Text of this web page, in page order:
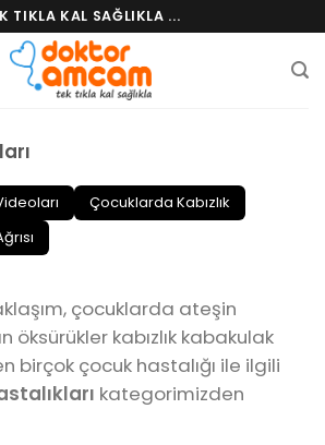
TIKLA KAL SAĞLIKLA ...
Çocuklarda Kabızlık
çocuklarda ateşin
öksürükler kabızlık kabakulak
birçok çocuk hastalığı ile ilgili
kategorimizden